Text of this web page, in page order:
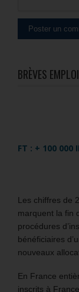
BRÈVES EMPLOI
FT : + 100 000
Les chiffres de
marquent la fin
procédures
bénéficiaires
nouveaux
En France
inscrits à